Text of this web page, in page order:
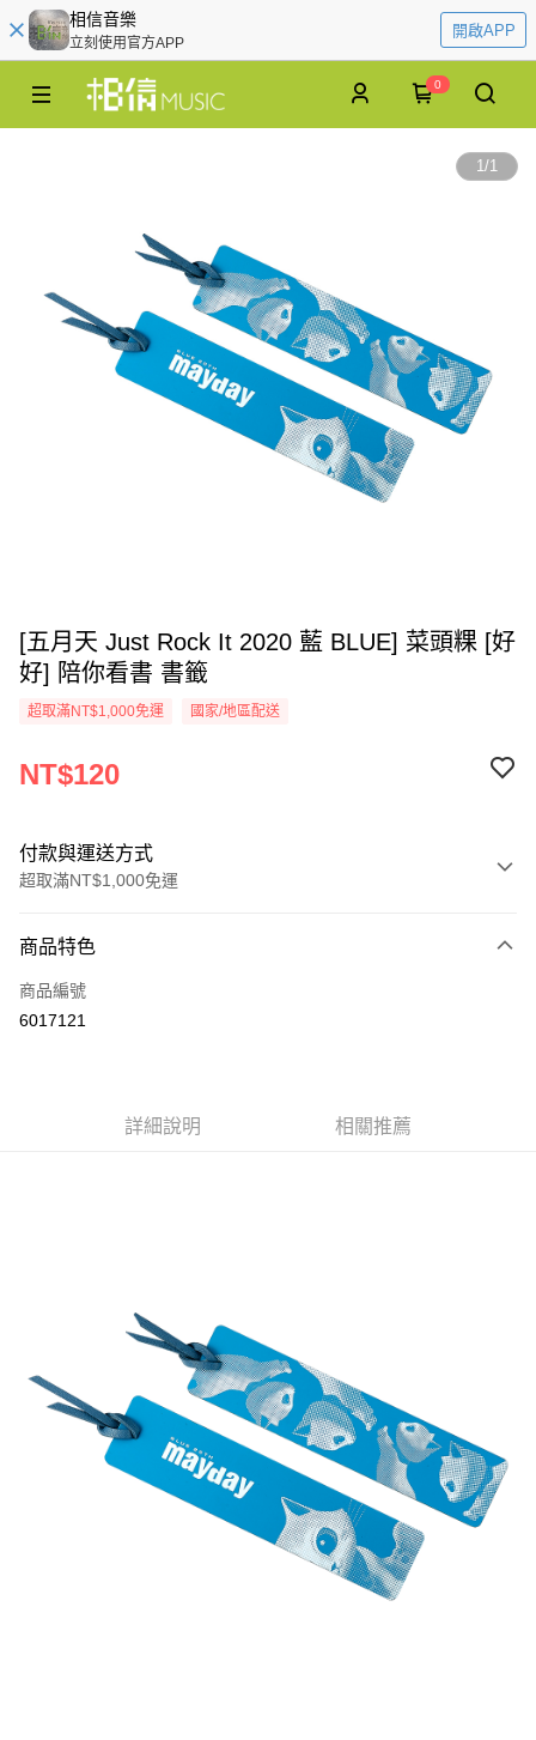
相信音樂
立刻使用官方APP
開啟APP
0
1/1
[五月天 Just Rock It 2020 藍 BLUE] 菜頭粿 [好
好] 陪你看書 書籤
超取滿NT$1,000免運 國家/地區配送
NT$120
付款與運送方式
超取滿NT$1,000免運
信用卡一次付款
超商取貨付款
每筆NT$65，滿NT$1,000(含以上)免運費
付款後全家取貨
每筆NT$65，滿NT$1,000(含以上)免運費
每筆NT$65，滿NT$1,000(含以上)免運費
商品特色
商品編號
6017121
詳細說明 相關推薦